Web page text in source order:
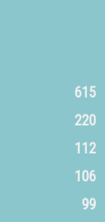
615
220
112
106
99